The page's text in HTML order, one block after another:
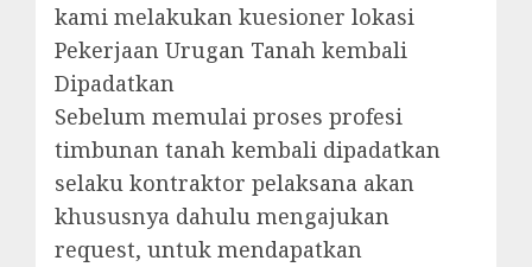
kami melakukan kuesioner lokasi
Pekerjaan Urugan Tanah kembali
Dipadatkan
Sebelum memulai proses profesi
timbunan tanah kembali dipadatkan
selaku kontraktor pelaksana akan
khususnya dahulu mengajukan
request, untuk mendapatkan